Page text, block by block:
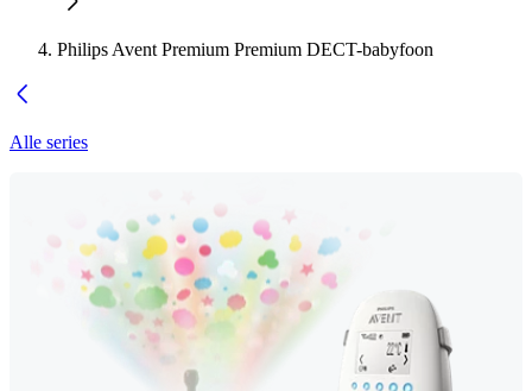
Philips Avent Premium Premium DECT-babyfoon
Alle series